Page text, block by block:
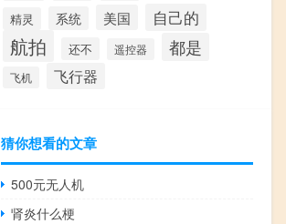
精灵 系统 美国 自己的
航拍 还不 遥控器 都是
飞机 飞行器
猜你想看的文章
500元无人机
肾炎什么梗